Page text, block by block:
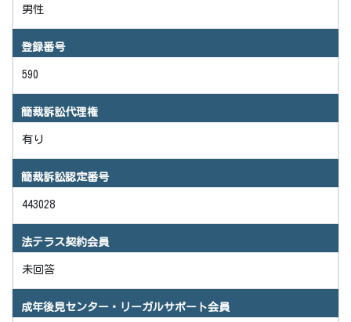
男性
登録番号
590
簡裁訴訟代理権
有り
簡裁訴訟認定番号
443028
法テラス契約会員
未回答
成年後見センター・リーガルサポート会員